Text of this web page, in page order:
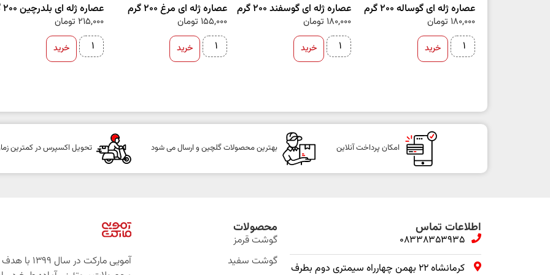
عصاره ژله ای گوساله 200 گرم
180,000 تومان
خرید
عصاره ژله ای گوسفند 200 گرم
180,000 تومان
خرید
عصاره ژله ای مرغ 200 گرم
155,000 تومان
خرید
عصاره ژله ای بلدرچین 200 گرم
215,000 تومان
خرید
امکان پرداخت آنلاین بهترین محصولات گلچین و ارسال می شود تحویل اکسپرس در کمترین
اطلاعات تماس
08338353935
کرمانشاه ۲۲ بهمن چهارراه سیمتری دوم بطرف
محصولات
گوشت قرمز
گوشت سفید
آمویی مارکت در سال